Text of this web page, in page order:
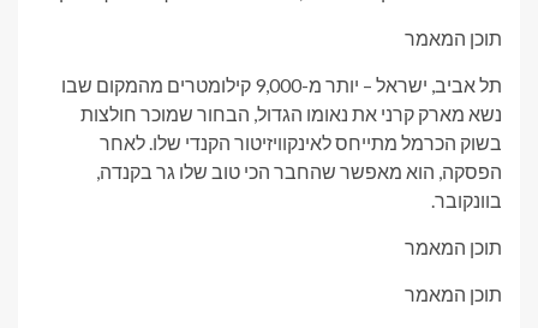
תוכן המאמר
תל אביב, ישראל – יותר מ-9,000 קילומטרים מהמקום שבו
נשא מארק קרני את נאומו הגדול, הבחור שמוכר חולצות
בשוק הכרמל מתייחס לאינקוויזיטור הקנדי שלו. לאחר
הפסקה, הוא מאפשר שהחבר הכי טוב שלו גר בקנדה,
בוונקובר.
תוכן המאמר
תוכן המאמר